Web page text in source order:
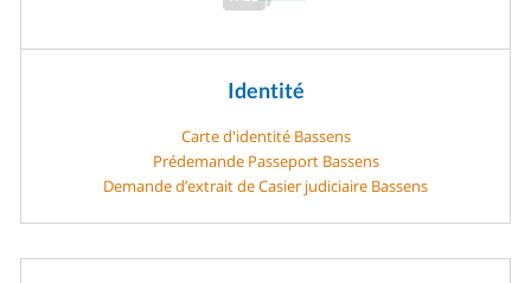
Identité
Carte d'identité Bassens
Prédemande Passeport Bassens
Demande d’extrait de Casier judiciaire Bassens